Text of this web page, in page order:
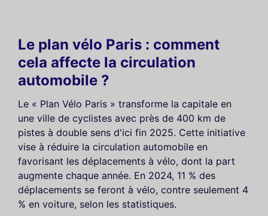
Le plan vélo Paris : comment
cela affecte la circulation
automobile ?
Le « Plan Vélo Paris » transforme la capitale en
une ville de cyclistes avec près de 400 km de
pistes à double sens d'ici fin 2025. Cette initiative
vise à réduire la circulation automobile en
favorisant les déplacements à vélo, dont la part
augmente chaque année. En 2024, 11 % des
déplacements se feront à vélo, contre seulement 4
% en voiture, selon les statistiques.